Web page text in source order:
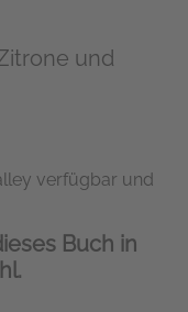
und
verfügbar und
Buch in